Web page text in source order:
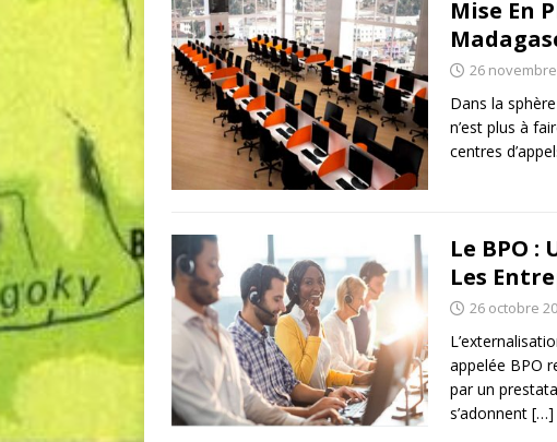
Mise En
26
Dans la
n’est plus à
centres
Le BPO :
Les
26 octobre
appelée BPO
par un
s’adonnent […]